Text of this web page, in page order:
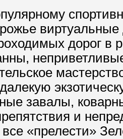
дорог в
завалы,
и
«прелести»